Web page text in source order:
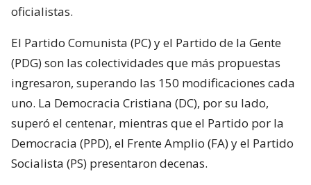
oficialistas.
El Partido Comunista (PC) y el Partido de la Gente
(PDG) son las colectividades que más propuestas
ingresaron, superando las 150 modificaciones cada
uno. La Democracia Cristiana (DC), por su lado,
superó el centenar, mientras que el Partido por la
Democracia (PPD), el Frente Amplio (FA) y el Partido
Socialista (PS) presentaron decenas.